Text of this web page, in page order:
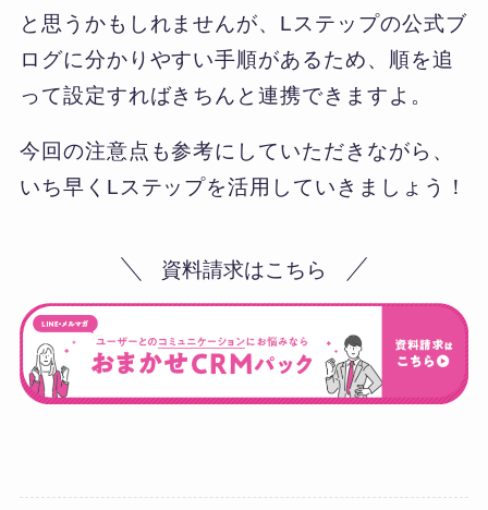
と思うかもしれませんが、Lステップの公式ブ
ログに分かりやすい手順があるため、順を追
って設定すればきちんと連携できますよ。
今回の注意点も参考にしていただきながら、
いち早くLステップを活用していきましょう！
資料請求はこちら